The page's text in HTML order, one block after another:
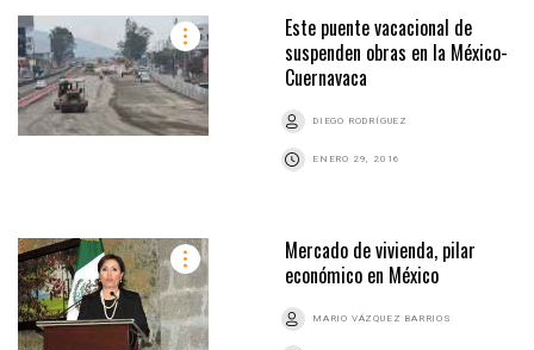
Este puente vacacional de
suspenden obras en la México-
Cuernavaca
DIEGO RODRÍGUEZ
ENERO 29, 2016
Mercado de vivienda, pilar
económico en México
MARIO VÁZQUEZ BARRIOS